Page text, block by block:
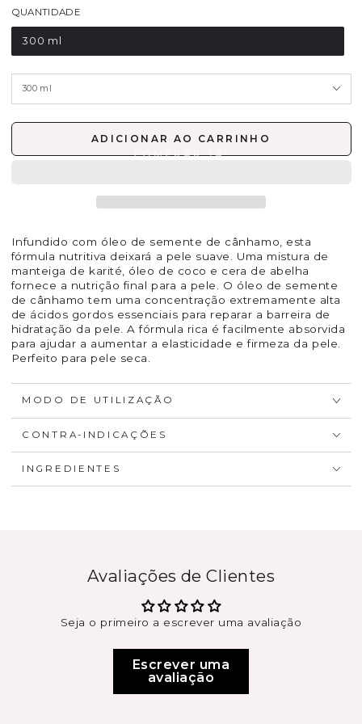
QUANTIDADE
300 ml
ADICIONAR AO CARRINHO
Infundido com óleo de semente de cânhamo, esta
fórmula nutritiva deixará a pele suave. Uma mistura de
manteiga de karité, óleo de coco e cera de abelha
fornece a nutrição final para a pele. O óleo de semente
de cânhamo tem uma concentração extremamente alta
de ácidos gordos essenciais para reparar a barreira de
hidratação da pele. A fórmula rica é facilmente absorvida
para ajudar a aumentar a elasticidade e firmeza da pele.
Perfeito para pele seca.
MODO DE UTILIZAÇÃO
CONTRA-INDICAÇÕES
INGREDIENTES
Avaliações de Clientes
Seja o primeiro a escrever uma avaliação
Escrever uma
avaliação